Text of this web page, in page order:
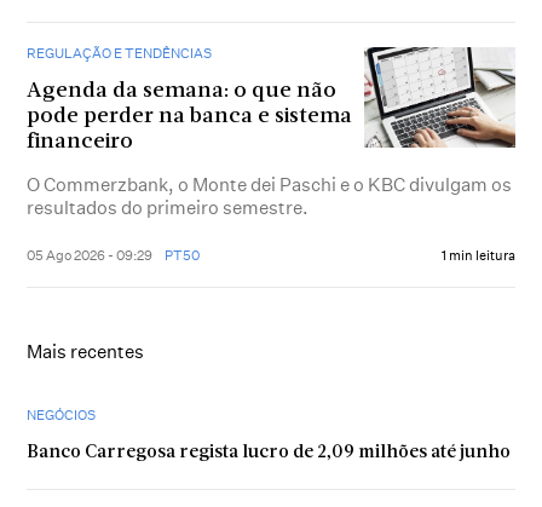
REGULAÇÃO E TENDÊNCIAS
Agenda da semana: o que não
pode perder na banca e sistema
financeiro
O Commerzbank, o Monte dei Paschi e o KBC divulgam os
resultados do primeiro semestre.
05 Ago 2026 - 09:29 PT50 1 min leitura
Mais recentes
NEGÓCIOS
Banco Carregosa regista lucro de 2,09 milhões até junho